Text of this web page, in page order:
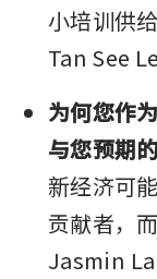
小培训供
Tan See
为何您作
与您预期
新经济可
贡献者，
Jasmin